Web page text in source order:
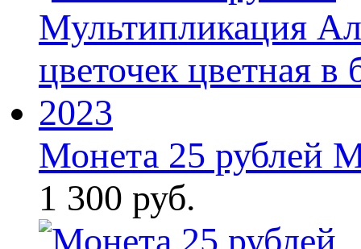
Монета 25 рублей
1 300 руб.